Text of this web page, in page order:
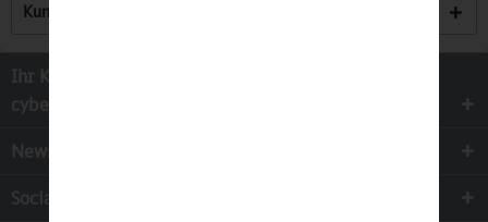
Kunden haben sich ebenfalls angesehen
Ihr Kontakt zur
cyber-Wear Heidelberg GmbH
Newsletter
Socialmedia